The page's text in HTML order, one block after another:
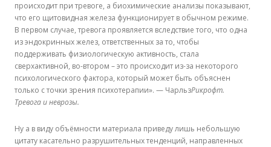
происходит при тревоге, а биохимические анализы показывают,
что его щитовидная железа функционирует в обычном режиме.
В первом случае, тревога проявляется вследствие того, что одна
из эндокринных желез, ответственных за то, чтобы
поддерживать физиологическую активность, стала
сверхактивной, во-втором – это происходит из-за некоторого
психологического фактора, который может быть объяснен
только с точки зрения психотерапии». — ЧарльзРикрофт.
Тревога и неврозы.
Ну а в виду объёмности материала приведу лишь небольшую
цитату касательно разрушительных тенденций, направленных